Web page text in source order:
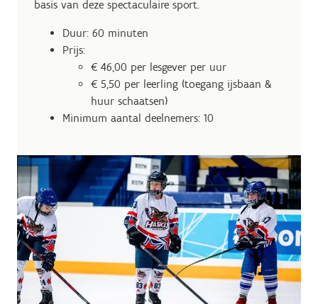
basis van deze spectaculaire sport.
Duur: 60 minuten
Prijs:
€ 46,00 per lesgever per uur
€ 5,50 per leerling (toegang ijsbaan &
huur schaatsen)
Minimum aantal deelnemers: 10